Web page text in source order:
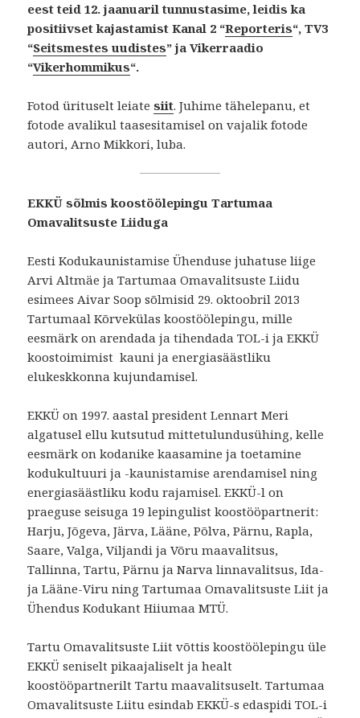
eest teid 12. jaanuaril tunnustasime, leidis ka
positiivset kajastamist Kanal 2 “Reporteris“, TV3
“Seitsmestes uudistes” ja Vikerraadio
“Vikerhommikus“.
Fotod ürituselt leiatesiit. Juhime tähelepanu, et
fotode avalikul taasesitamisel on vajalik fotode
autori, Arno Mikkori, luba.
EKKÜ sõlmis koostöölepingu Tartumaa
Omavalitsuste Liiduga
Eesti Kodukaunistamise Ühenduse juhatuse liige
Arvi Altmäe ja Tartumaa Omavalitsuste Liidu
esimees Aivar Soop sõlmisid 29. oktoobril 2013
Tartumaal Kõrvekülas koostöölepingu, mille
eesmärk on arendada ja tihendada TOL-i ja EKKÜ
koostoimimist kauni ja energiasäästliku
elukeskkonna kujundamisel.
EKKÜ on 1997. aastal president Lennart Meri
algatusel ellu kutsutud mittetulundusühing, kelle
eesmärk on kodanike kaasamine ja toetamine
kodukultuuri ja -kaunistamise arendamisel ning
energiasäästliku kodu rajamisel. EKKÜ-l on
praeguse seisuga 19 lepingulist koostööpartnerit:
Harju, Jõgeva, Järva, Lääne, Põlva, Pärnu, Rapla,
Saare, Valga, Viljandi ja Võru maavalitsus,
Tallinna, Tartu, Pärnu ja Narva linnavalitsus, Ida-
ja Lääne-Viru ning Tartumaa Omavalitsuste Liit ja
Ühendus Kodukant Hiiumaa MTÜ.
Tartu Omavalitsuste Liit võttis koostöölepingu üle
EKKÜ seniselt pikaajaliselt ja healt
koostööpartnerilt Tartu maavalitsuselt. Tartumaa
Omavalitsuste Liitu esindab EKKÜ-s edaspidi TOL-i